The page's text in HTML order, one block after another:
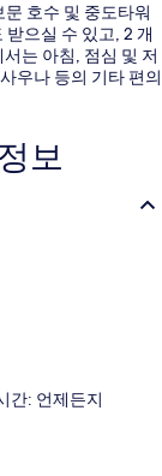
호수 및 중도타워
으실 수 있고, 2 개
는 아침, 점심 및 저
우나 등의 기타 편의
보
간: 언제든지